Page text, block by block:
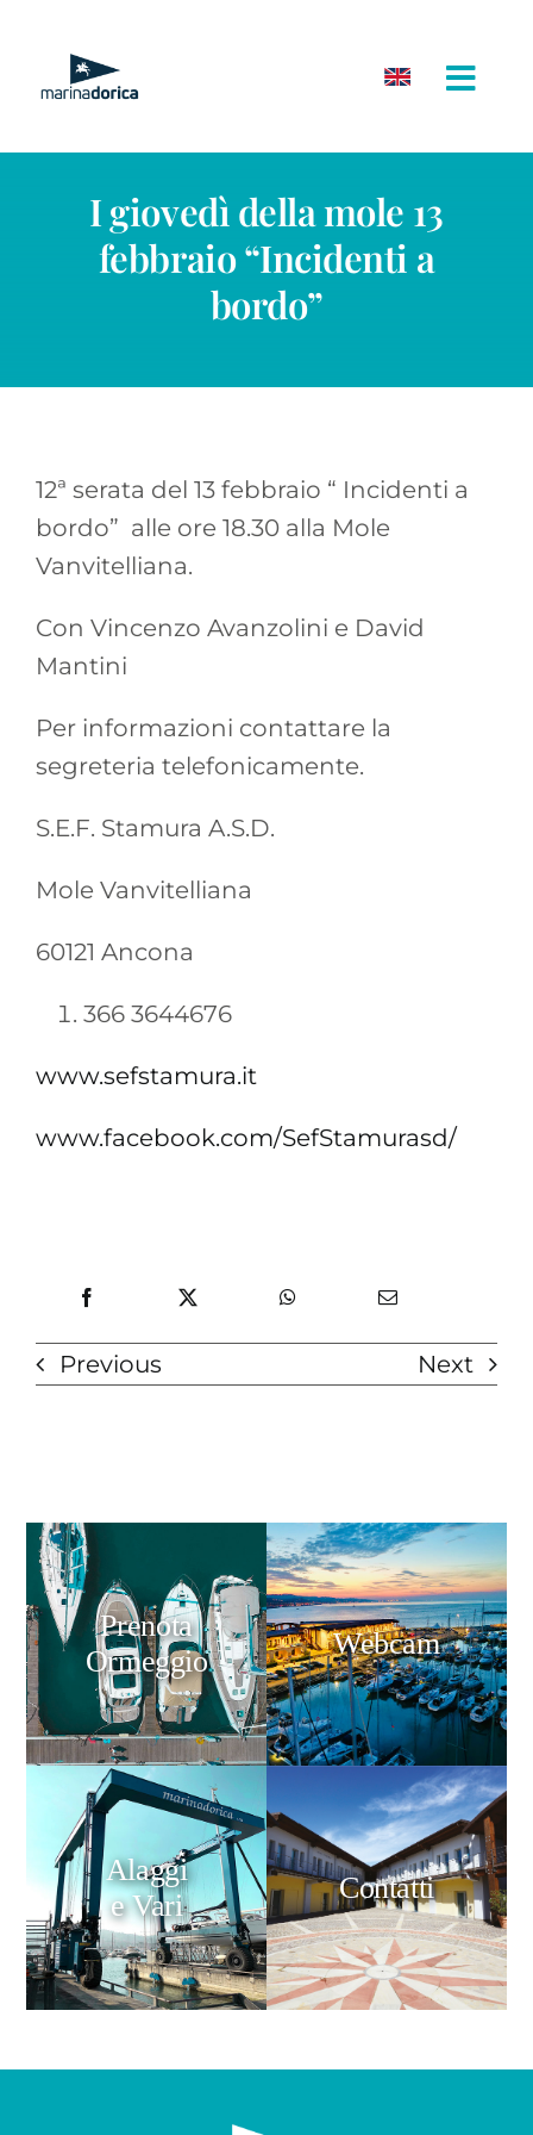
contenuto
I giovedì della mole 13
febbraio “Incidenti a
bordo”
12ª serata del 13 febbraio “ Incidenti a
bordo” alle ore 18.30 alla Mole
Vanvitelliana.
Con Vincenzo Avanzolini e David
Mantini
Per informazioni contattare la
segreteria telefonicamente.
S.E.F. Stamura A.S.D.
Mole Vanvitelliana
60121 Ancona
366 3644676
www.sefstamura.it
www.facebook.com/SefStamurasd/
Previous Next
Prenota
Ormeggio
Webcam
Alaggi
e Vari
Contatti